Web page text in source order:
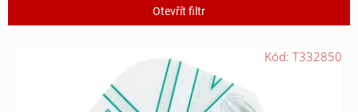
í
Otevřít filtr
Kód: T332850